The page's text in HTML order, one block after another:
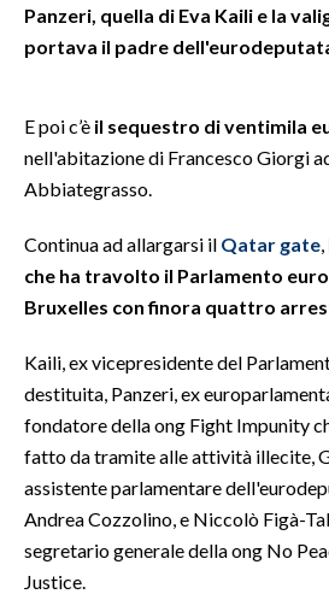
GOSSIP
SARDEGNA TURISMO
NOTIZIE
EVENTI
3 MINUTI CON
INSULARITÀ
INFO AZIENDE
ABBONATI
Panzeri, quella di Eva Kaili e la
portava il padre
E poi c’è il sequestro di ventimila
nell'abitazione di Francesco Giorgi
Abbiategrasso.
Continua ad allargarsi il Qatar gate
che ha travolto il Parlamento
Bruxelles con finora quattro
Kaili, ex vicepresidente del
destituita, Panzeri, ex
fondatore della ong Fight Impunity
fatto da tramite alle attività illecite,
assistente parlamentare
Andrea Cozzolino, e Niccolò Figà-
segretario generale della ong No
Justice.